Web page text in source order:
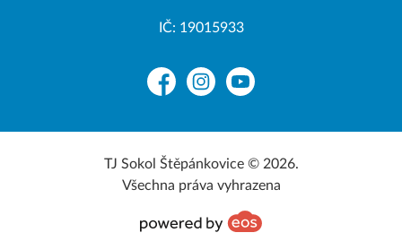
IČ: 19015933
FacebookInstagramYouTube
TJ Sokol Štěpánkovice © 2026.
Všechna práva vyhrazena